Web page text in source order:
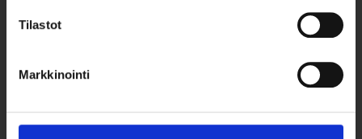
Tilastot
Markkinointi
00530 Helsinki
taksvarkki@taksvarkki.fi